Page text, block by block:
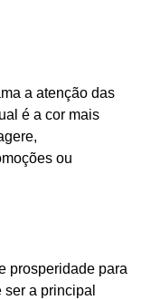
a atenção das
é a cor mais
ou
prosperidade para
a principal